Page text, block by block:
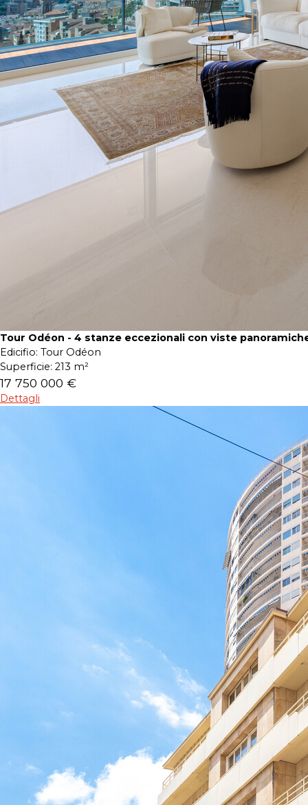
Tour Odéon - 4 stanze eccezionali con viste
Edicifio: Tour Odéon
Superficie: 213 m²
17 750 000 €
Dettagli